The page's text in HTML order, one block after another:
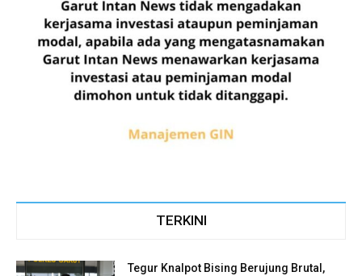
TERKINI
Tegur Knalpot Bising Berujung Brutal,